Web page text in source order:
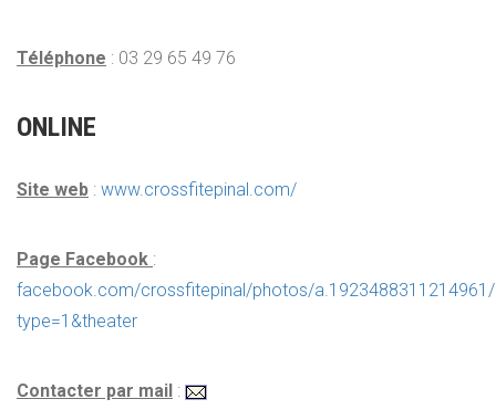
Téléphone : 03 29 65 49 76
ONLINE
Site web : www.crossfitepinal.com/
Page Facebook :
facebook.com/crossfitepinal/photos/
type=1&theater
Contacter par mail :